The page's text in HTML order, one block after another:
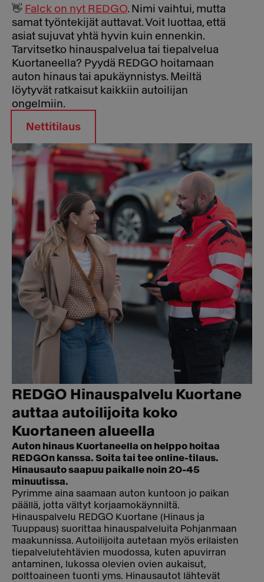
👋 Falck on nyt REDGO. Nimi vaihtui, mutta
samat työntekijät auttavat. Voit luottaa, että
asiat sujuvat yhtä hyvin kuin ennenkin.
Tarvitsetko hinauspalvelua tai tiepalvelua
Kuortaneella? Pyydä REDGO hoitamaan
auton hinaus tai apukäynnistys. Meiltä
löytyvät ratkaisut kaikkiin autoilijan
ongelmiin.
Nettitilaus
REDGO Hinauspalvelu Kuortane
auttaa autoilijoita koko
Kuortaneen alueella
Auton hinaus Kuortaneella on helppo hoitaa
REDGOn kanssa. Soita tai tee online-tilaus.
Hinausauto saapuu paikalle noin 20-45
minuutissa.
Pyrimme aina saamaan auton kuntoon jo paikan
päällä, jotta vältyt korjaamokäynniltä.
Hinauspalvelu REDGO Kuortane (Hinaus ja
Tuuppaus) suorittaa hinauspalveluita Pohjanmaan
maakunnissa. Autoilijoita autetaan myös erilaisten
tiepalvelutehtävien muodossa, kuten apuvirran
antaminen, lukossa olevien ovien aukaisut,
polttoaineen tuonti yms. Hinausautot lähtevät